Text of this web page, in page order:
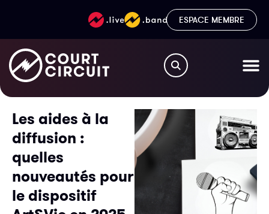
ESPACE MEMBRE
Les aides à la
diffusion :
quelles
nouveautés pour
le dispositif